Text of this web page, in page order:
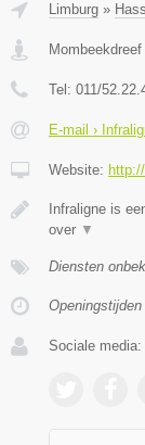
Limburg »
Mombeekdreef
Tel: 011/
E-mail ›
Website:
Infraligne is
over ▼
Diensten
Sociale media: